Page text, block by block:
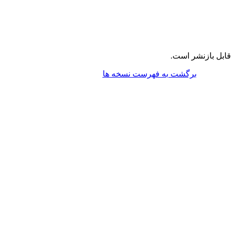
قابل بازنشر است.
برگشت به فهرست نسخه ها